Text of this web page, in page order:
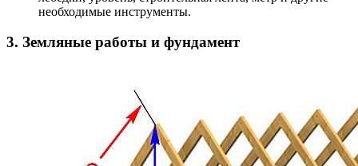
необходимые инструменты.
3. Земляные работы и фундамент